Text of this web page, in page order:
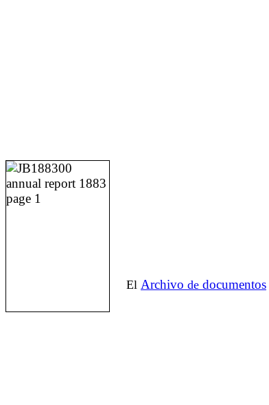
El Archivo de documentos